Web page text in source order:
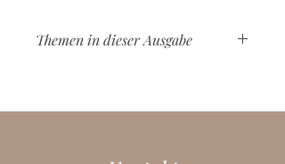
Themen in dieser Ausgabe
Ruhe